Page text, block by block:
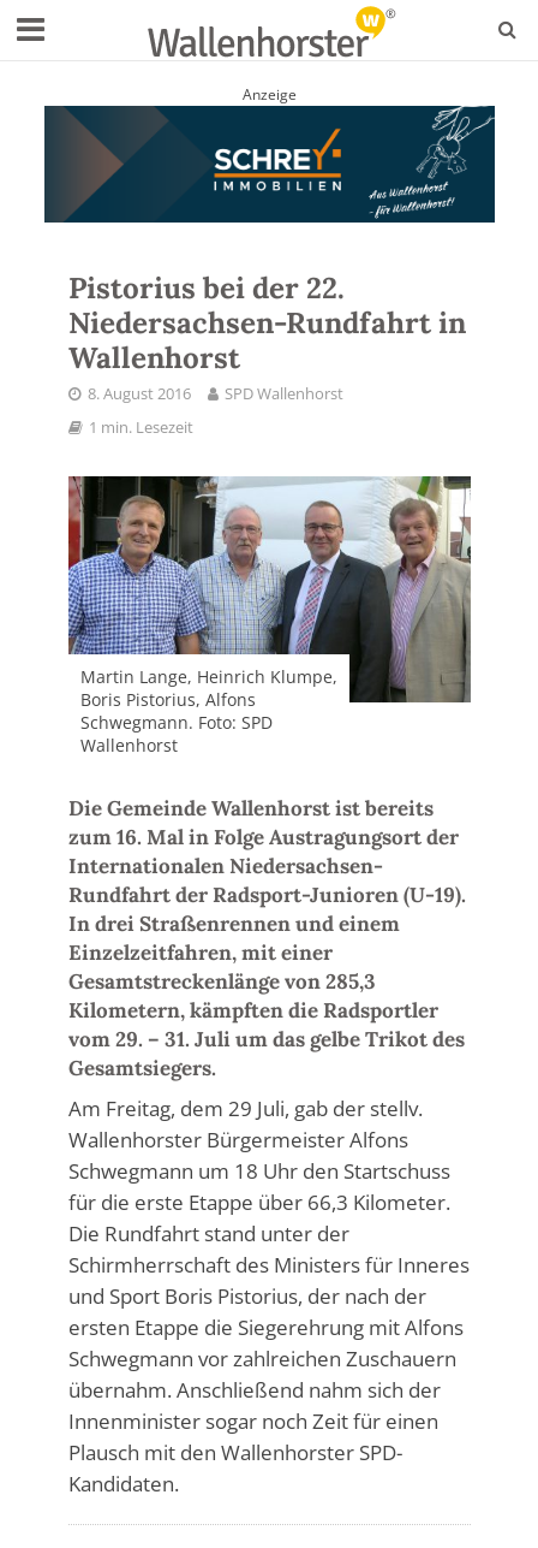
Anzeige
Pistorius bei der 22.
Niedersachsen-Rundfahrt in
Wallenhorst
8. August 2016
SPD Wallenhorst
1 min. Lesezeit
Martin Lange, Heinrich Klumpe,
Boris Pistorius, Alfons
Schwegmann. Foto: SPD
Wallenhorst
Die Gemeinde Wallenhorst ist bereits
zum 16. Mal in Folge Austragungsort der
Internationalen Niedersachsen-
Rundfahrt der Radsport-Junioren (U-19).
In drei Straßenrennen und einem
Einzelzeitfahren, mit einer
Gesamtstreckenlänge von 285,3
Kilometern, kämpften die Radsportler
vom 29. – 31. Juli um das gelbe Trikot des
Gesamtsiegers.
Am Freitag, dem 29 Juli, gab der stellv.
Wallenhorster Bürgermeister Alfons
Schwegmann um 18 Uhr den Startschuss
für die erste Etappe über 66,3 Kilometer.
Die Rundfahrt stand unter der
Schirmherrschaft des Ministers für Inneres
und Sport Boris Pistorius, der nach der
ersten Etappe die Siegerehrung mit Alfons
Schwegmann vor zahlreichen Zuschauern
übernahm. Anschließend nahm sich der
Innenminister sogar noch Zeit für einen
Plausch mit den Wallenhorster SPD-
Kandidaten.